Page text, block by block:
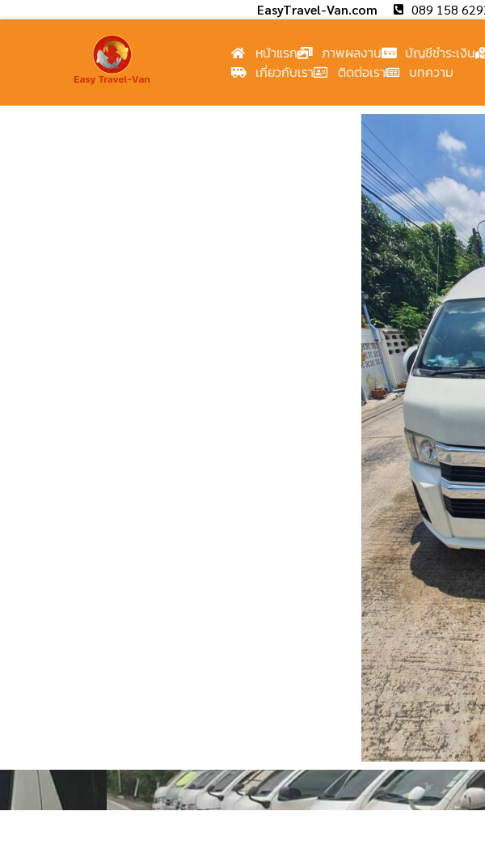
EasyTravel-Van.com 089 158
หน้าแรก ภาพผลงาน บัญชีชำระเงิน
เกี่ยวกับเรา
ติดต่อเรา บทความ